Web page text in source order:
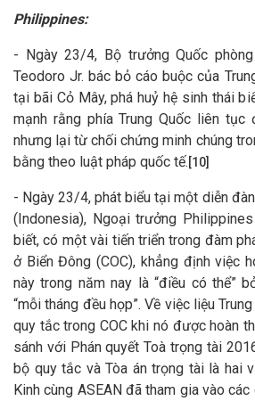
Philippines:
- Ngày 23/4, Bộ trưởng Quốc
Teodoro Jr. bác bỏ cáo buộc của
tại bãi Cỏ Mây, phá huỷ hệ sinh thái
mạnh rằng phía Trung Quốc liên tục
nhưng lại từ chối chứng minh chúng
bằng theo luật pháp quốc tế. [10]
- Ngày 23/4, phát biểu tại một diễn
(Indonesia), Ngoại trưởng
biết, có một vài tiến triển trong đàm
ở Biển Đông (COC), khẳng định việc
này trong năm nay là “điều có thể”
“mỗi tháng đều họp”. Về việc liệu
quy tắc trong COC khi nó được hoàn
sánh với Phán quyết Toà trọng tài
bộ quy tắc và Tòa án trọng tài là hai
Kinh cùng ASEAN đã tham gia vào